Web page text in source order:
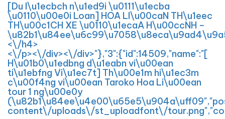
[Du l\u1ecbch n\u1ed9i \u0111\u1ecba
\u0110\u00e0i Loan] HOA LI\u00caN TH\u1eec
TH\u00c1CH XE \u0110\u1ecaA H\u00ccNH –
<\/h4>
<\/p><\/div><\/div>"},"3":{"id":14509,"name":"[
H\u01b0\u1edbng d\u1eabn vi\u00ean
ti\u1ebfng Vi\u1ec7t] Th\u00e1m hi\u1ec3m
c\u00f4ng vi\u00ean Taroko Hoa Li\u00ean
tour 1 ng\u00e0y
content\/uploads\/st_uploadfont\/